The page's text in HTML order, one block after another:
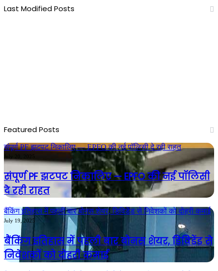
Last Modified Posts
Featured Posts
संपूर्ण PF झटपट निकालिए — EPFO की नई पॉलिसी दे रही राहत
July 20, 2025
संपूर्ण PF झटपट निकालिए — EPFO की नई पॉलिसी
दे रही राहत
बैंकिंग इतिहास में पहली बार बोनस शेयर, डिविडेंड से निवेशकों को दोहरी कमाई
July 19, 2025
बैंकिंग इतिहास में पहली बार बोनस शेयर, डिविडेंड से
निवेशकों को दोहरी कमाई